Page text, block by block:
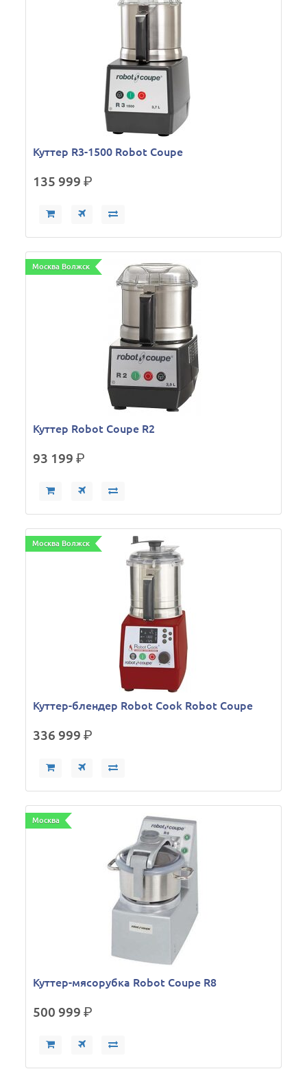
Куттер R3-1500 Robot Coupe
135 999р.
Москва Волжск
Куттер Robot Coupe R2
93 199р.
Москва Волжск
Куттер-блендер Robot Cook Robot Coupe
336 999р.
Москва
Куттер-мясорубка Robot Coupe R8
500 999р.